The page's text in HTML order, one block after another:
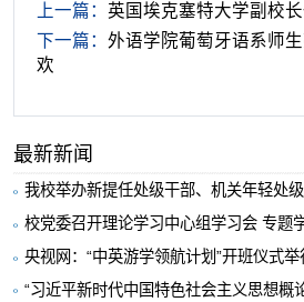
上一篇： 英国埃克塞特大学副校
下一篇： 外语学院葡萄牙语系师
欢
最新新闻
我校举办新提任处级干部、机关年轻处级
校党委召开理论学习中心组学习会 专题
央视网：“中英游学领航计划”开班仪式举
“习近平新时代中国特色社会主义思想概论